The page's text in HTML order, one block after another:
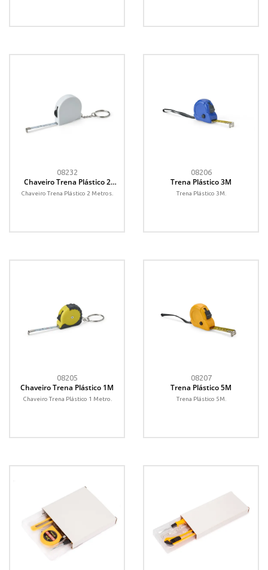
08232
Chaveiro Trena Plástico 2
Metros
Chaveiro Trena Plástico 2 Metros.
08206
Trena Plástico 3M
Trena Plástico 3M.
08205
Chaveiro Trena Plástico 1M
Chaveiro Trena Plástico 1 Metro.
08207
Trena Plástico 5M
Trena Plástico 5M.